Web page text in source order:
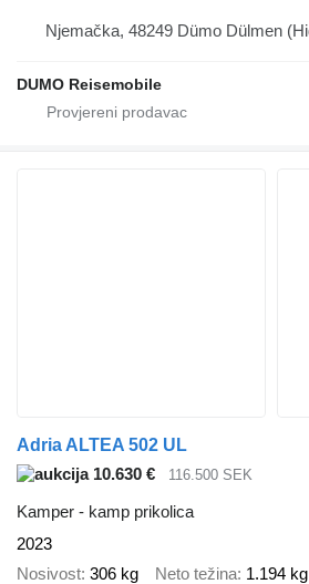
DUMO Reisemobile
Adria ALTEA 502 UL
10.630 €
116.500 SEK
Kamper - kamp prikolica
2023
Nosivost 306 kg Neto težina 1.194 kg